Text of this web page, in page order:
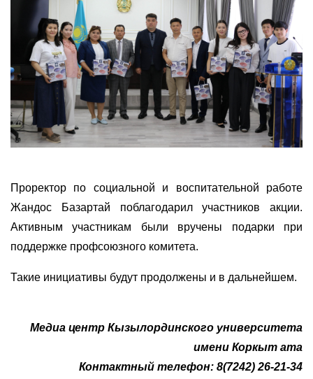
Проректор по социальной и воспитательной работе
Жандос Базартай поблагодарил участников акции.
Активным участникам были вручены подарки при
поддержке профсоюзного комитета.
Такие инициативы будут продолжены и в дальнейшем.
Медиа центр Кызылординского университета
имени Коркыт ата
Контактный телефон: 8(7242) 26-21-34